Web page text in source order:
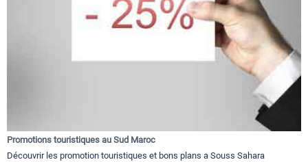
Promotions touristiques au Sud Maroc
Découvrir les promotion touristiques et bons plans a Souss Sahara